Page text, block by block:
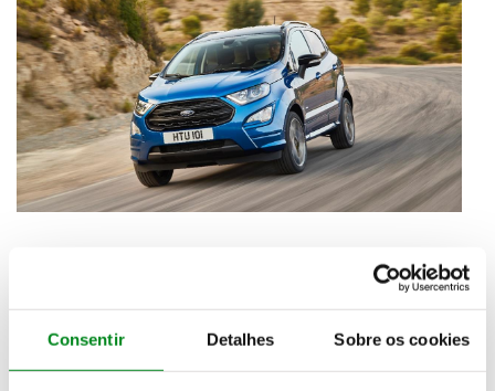
Consentir Detalhes Sobre os cookies
vai revelar pela primeira vez num salão
SUV EcoSport
(na foto), pickup
Ranger Black
Editione oTourneo Custom. Nesta mostra, a marca
exibirá a diversidade da suagama europeiade